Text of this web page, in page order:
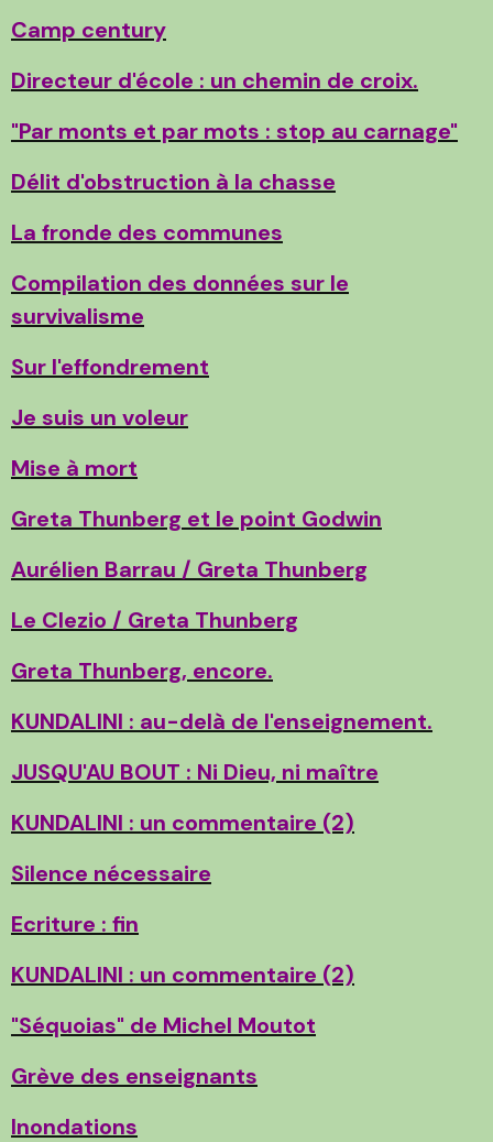
Camp century
Directeur d'école : un chemin de croix.
"Par monts et par mots : stop au carnage"
Délit d'obstruction à la chasse
La fronde des communes
Compilation des données sur le
survivalisme
Sur l'effondrement
Je suis un voleur
Mise à mort
Greta Thunberg et le point Godwin
Aurélien Barrau / Greta Thunberg
Le Clezio / Greta Thunberg
Greta Thunberg, encore.
KUNDALINI : au-delà de l'enseignement.
JUSQU'AU BOUT : Ni Dieu, ni maître
KUNDALINI : un commentaire (2)
Silence nécessaire
Ecriture : fin
KUNDALINI : un commentaire (2)
"Séquoias" de Michel Moutot
Grève des enseignants
Inondations